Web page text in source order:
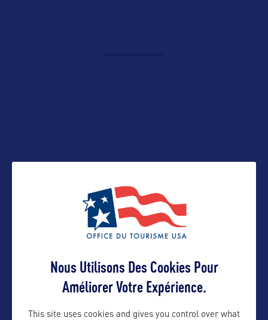
Contact grand public
contact@partenair.travel
Nous Utilisons Des Cookies Pour
Améliorer Votre Expérience.
This site uses cookies and gives you control over what